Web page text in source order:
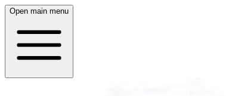
Open main menu